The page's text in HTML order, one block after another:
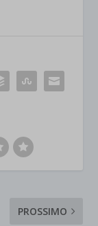
PROSSIMO